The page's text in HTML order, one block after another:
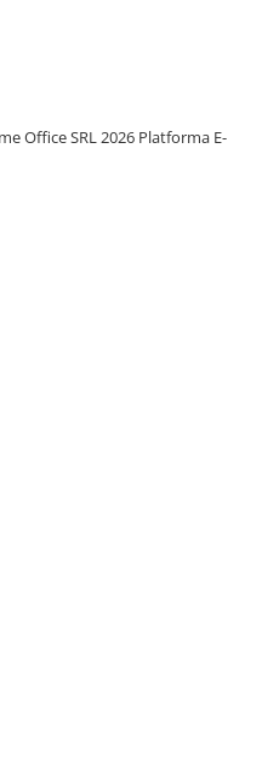
Office SRL 2026 Platforma E-